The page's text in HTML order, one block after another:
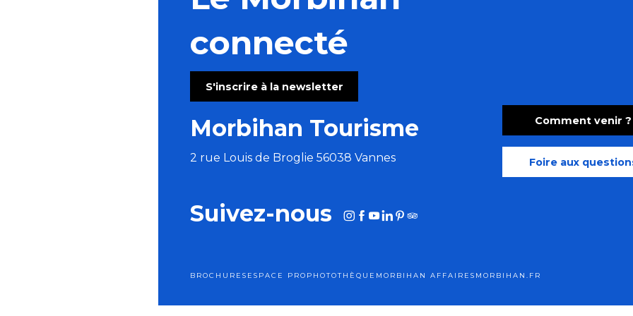
Atelier de peinture à l'aquarelle - Quai d'Orange
Visite commentée de l'exposition temporaire
Jeudis de l'été : Concert duo Tue-têt - reprises françaises festives aux accents tziganes
connecté
S'inscrire à la newsletter
Morbihan Tourisme
2 rue Louis de Broglie 56038 Vannes
Comment venir ?
Foire aux
Suivez-nous
BROCHURES ESPACE PRO PHOTOTHÈQUE MORBIHAN AFFAIRES MORBIHAN.FR